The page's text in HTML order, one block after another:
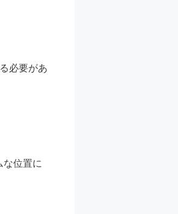
必要があ
な位置に